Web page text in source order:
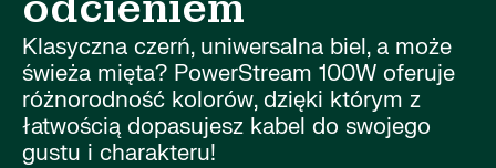
Klasyczna czerń, uniwersalna biel, a może
świeża mięta? PowerStream 100W oferuje
różnorodność kolorów, dzięki którym z
łatwością dopasujesz kabel do swojego
gustu i charakteru!